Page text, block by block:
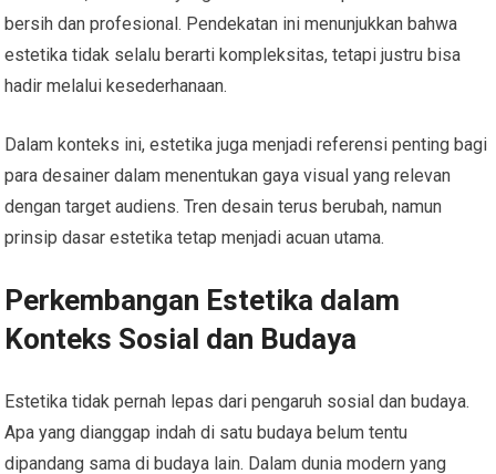
bersih dan profesional. Pendekatan ini menunjukkan bahwa
estetika tidak selalu berarti kompleksitas, tetapi justru bisa
hadir melalui kesederhanaan.
Dalam konteks ini, estetika juga menjadi referensi penting bagi
para desainer dalam menentukan gaya visual yang relevan
dengan target audiens. Tren desain terus berubah, namun
prinsip dasar estetika tetap menjadi acuan utama.
Perkembangan Estetika dalam
Konteks Sosial dan Budaya
Estetika tidak pernah lepas dari pengaruh sosial dan budaya.
Apa yang dianggap indah di satu budaya belum tentu
dipandang sama di budaya lain. Dalam dunia modern yang